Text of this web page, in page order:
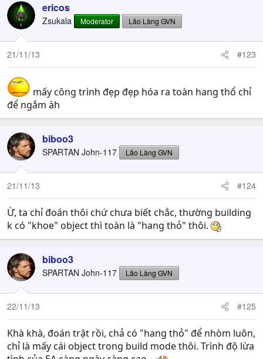
ericos
Zsukala Moderator Lão Làng GVN
21/11/13 #123
mấy công trình đẹp đẹp hóa ra toàn hang thổ chỉ
để ngắm àh
biboo3
SPARTAN John-117 Lão Làng GVN
21/11/13 #124
Ừ, ta chỉ đoán thôi chứ chưa biết chắc, thường building
k có "khoe" object thì toàn là "hang thỏ" thôi.
biboo3
SPARTAN John-117 Lão Làng GVN
22/11/13 #125
Khà khà, đoán trật rồi, chả có "hang thỏ" để nhòm luôn,
chỉ là mấy cái object trong build mode thôi. Trình độ lừa